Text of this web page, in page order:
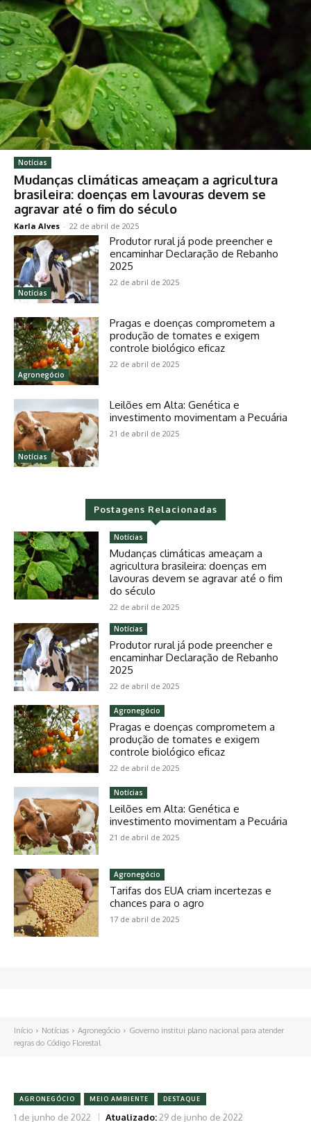
Notícias
Mudanças climáticas ameaçam a agricultura
brasileira: doenças em lavouras devem se
agravar até o fim do século
Karla Alves - 22 de abril de 2025
Notícias
Produtor rural já pode preencher e
encaminhar Declaração de Rebanho
2025
22 de abril de 2025
Agronegócio
Pragas e doenças comprometem a
produção de tomates e exigem
controle biológico eficaz
22 de abril de 2025
Notícias
Leilões em Alta: Genética e
investimento movimentam a Pecuária
21 de abril de 2025
Postagens Relacionadas
Notícias
Mudanças climáticas ameaçam a
agricultura brasileira: doenças em
lavouras devem se agravar até o fim
do século
22 de abril de 2025
Notícias
Produtor rural já pode preencher e
encaminhar Declaração de Rebanho
2025
22 de abril de 2025
Agronegócio
Pragas e doenças comprometem a
produção de tomates e exigem
controle biológico eficaz
22 de abril de 2025
Notícias
Leilões em Alta: Genética e
investimento movimentam a Pecuária
21 de abril de 2025
Agronegócio
Tarifas dos EUA criam incertezas e
chances para o agro
17 de abril de 2025